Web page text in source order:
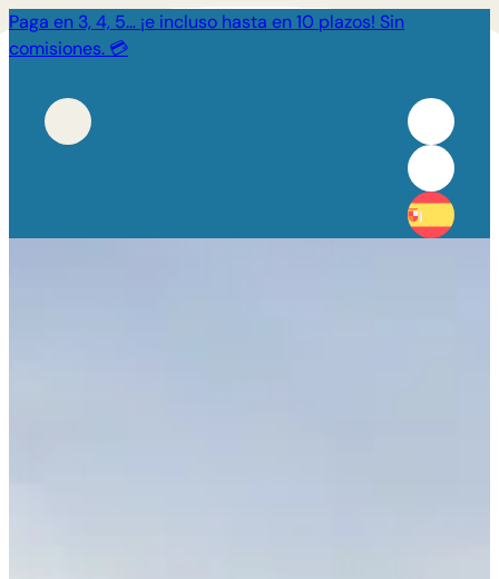
Paga en 3, 4, 5… ¡e incluso hasta en 10 plazos! Sin
comisiones. 💳